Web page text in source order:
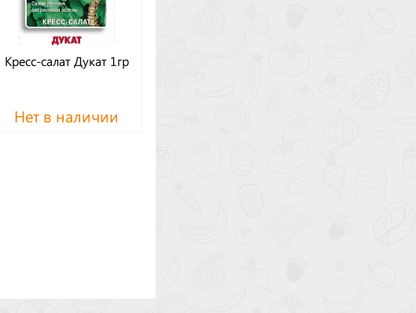
Кресс-салат Дукат 1гр
Нет в наличии